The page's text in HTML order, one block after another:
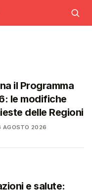
miliardi,
e
il 7 agosto 26
dopo
1500 supera le
il Programma
le modifiche
delle Regioni
AGOSTO 2026
e salute: